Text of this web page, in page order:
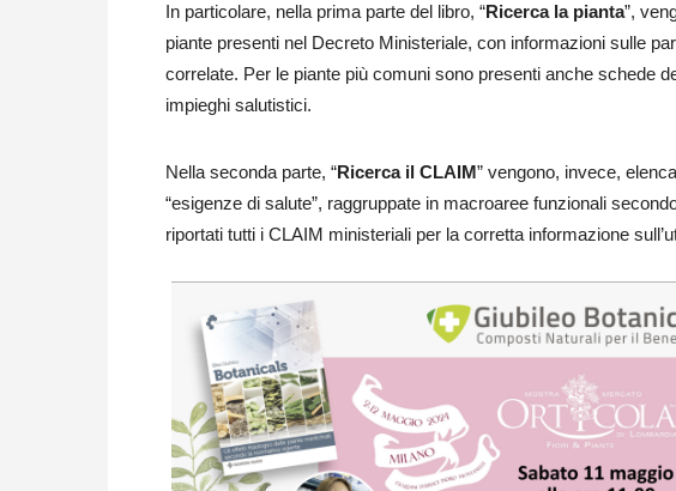
In particolare, nella prima parte del libro, “Ricerca la pianta”,
piante presenti nel Decreto Ministeriale, con informazioni sulle
correlate. Per le piante più comuni sono presenti anche schede
impieghi salutistici.
Nella seconda parte, “Ricerca il CLAIM” vengono, invece,
“esigenze di salute”, raggruppate in macroaree funzionali
riportati tutti i CLAIM ministeriali per la corretta informazione